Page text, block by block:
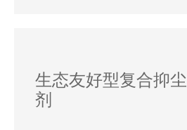
生态友好型复合抑尘
剂